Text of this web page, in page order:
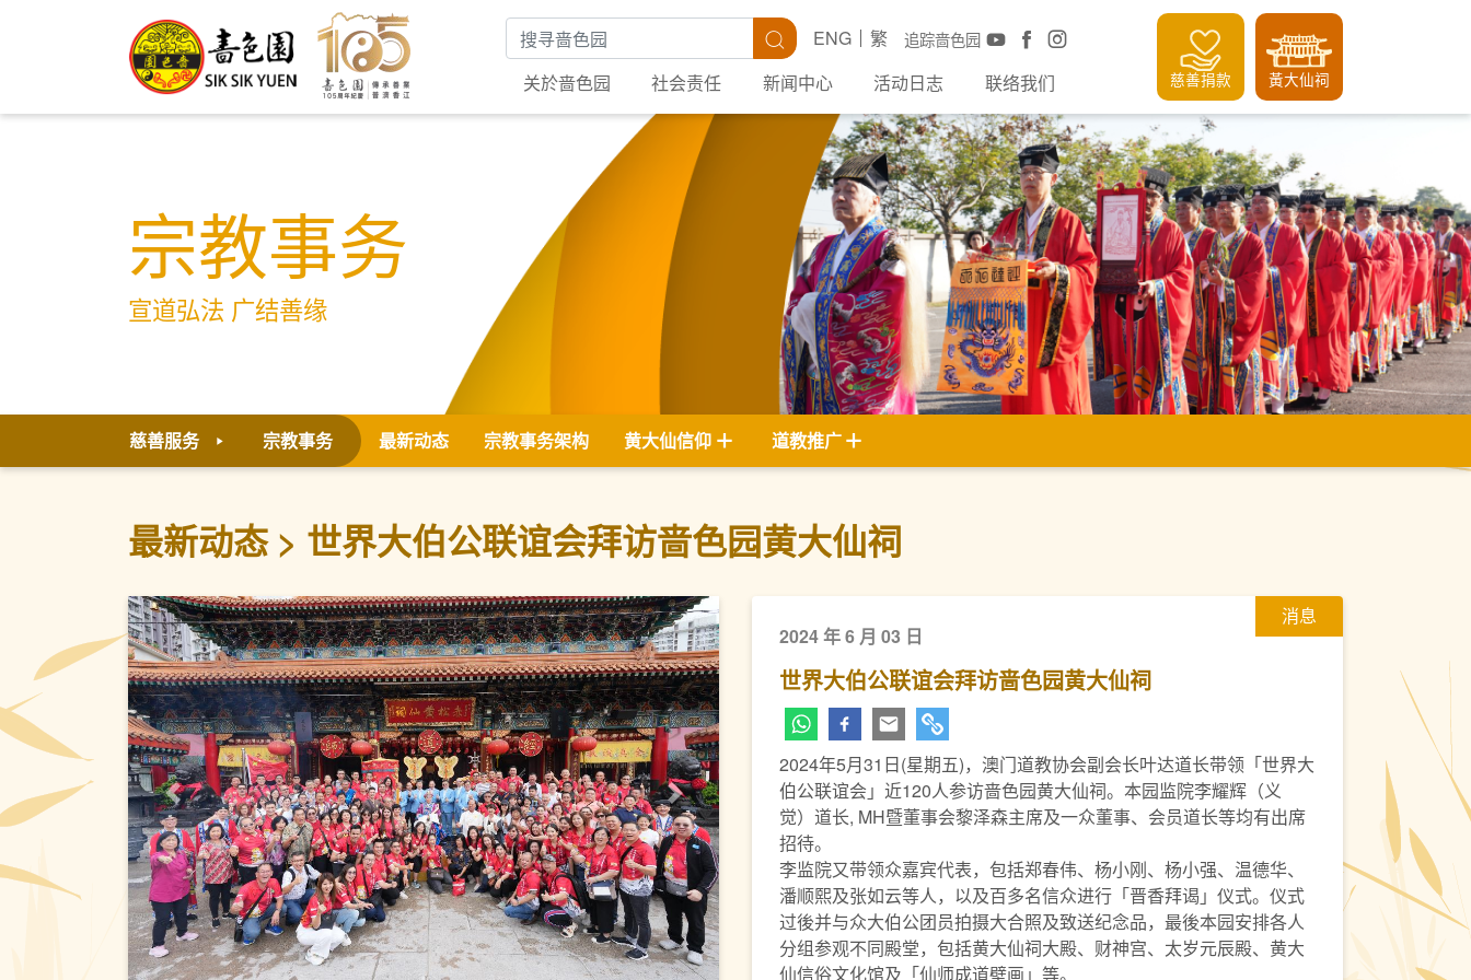
搜寻关键字 搜寻 追踪啬色园
ENG
繁
关於啬色园
社会责任 新闻中心 活动日志 联络我们 慈善捐款 黃大仙祠
宗教事务
宣道弘法 广结善缘
慈善服务 宗教事务 最新动态 宗教事务架构 黄大仙信仰 道教推广
最新动态 世界大伯公联谊会拜访啬色园黄大仙祠
上一页 下一页
消息
2024 年 6 月 03 日
世界大伯公联谊会拜访啬色园黄大仙祠
2024年5月31日(星期五)，澳门道教协会副会长叶达道长带领「世界大
伯公联谊会」近120人参访啬色园黄大仙祠。本园监院李耀辉（义
觉）道长, MH暨董事会黎泽森主席及一众董事、会员道长等均有出席
招待。
李监院又带领众嘉宾代表，包括郑春伟、杨小刚、杨小强、温德华、
潘顺熙及张如云等人，以及百多名信众进行「晋香拜谒」仪式。仪式
过後并与众大伯公团员拍摄大合照及致送纪念品，最後本园安排各人
分组参观不同殿堂，包括黄大仙祠大殿、财神宫、太岁元辰殿、黄大
仙信俗文化馆及「仙师成道壁画」等。